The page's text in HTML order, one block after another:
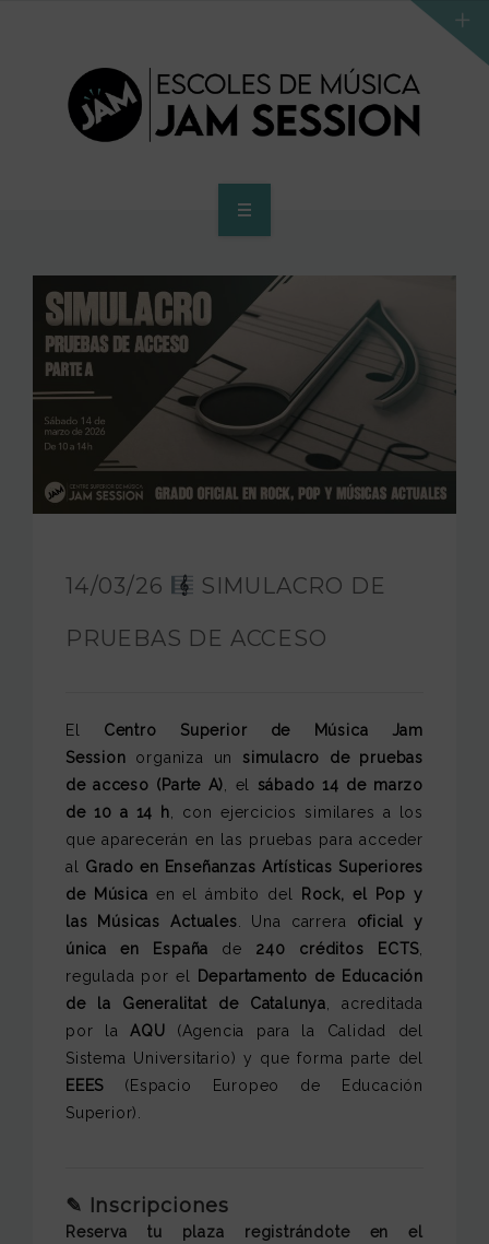
ESCUELA
PROGRAMA DE ACCESO AL SUPERIOR
CENTRO SUPERIOR
FUNDACIÓN JAM
14/03/26
SIMULACRO DE
PRUEBAS DE ACCESO
El Centro Superior de Música Jam
Session organiza un simulacro de pruebas
de acceso (Parte A) , el sábado 14 de marzo
de 10 a 14 h , con ejercicios similares a los
que aparecerán en las pruebas para acceder
al Grado en Enseñanzas Artísticas Superiores
de Música en el ámbito del
Rock, el Pop y
las Músicas Actuales . Una carrera oficial y
única en España de 240 créditos ECTS
regulada por el
Departamento de Educación
de la Generalitat de Catalunya , acreditada
por la AQU (Agencia para la Calidad del
Sistema Universitario) y que forma parte del
EEES (Espacio Europeo de Educación
Superior).
✎ Inscripciones
Reserva tu plaza registrándote en el